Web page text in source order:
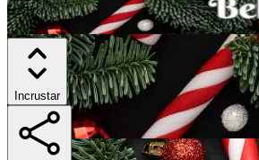
Incrustar